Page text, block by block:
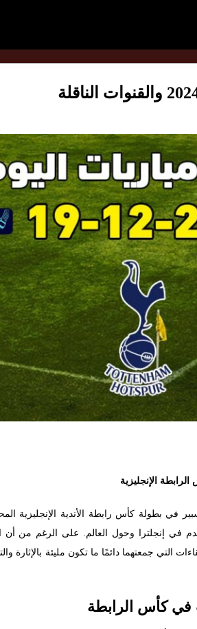
الإنجليزية
في بطولة كأس رابطة الأندية الإنجليزية
في إنجلترا وحول العالم. على الرغم من أن
التي جمعتهما دائمًا ما تكون مليئة بالإثارة
في كأس الرابطة